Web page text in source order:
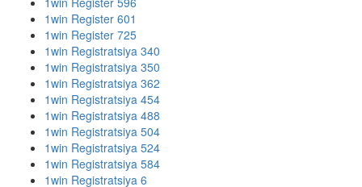
1win Register 601
1win Register 725
1win Registratsiya 340
1win Registratsiya 350
1win Registratsiya 362
1win Registratsiya 454
1win Registratsiya 488
1win Registratsiya 504
1win Registratsiya 524
1win Registratsiya 584
1win Registratsiya 6